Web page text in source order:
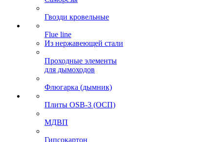
Гвозди кровельные
Flue line
Из нержавеющей стали
Проходные элементы
для дымоходов
Флюгарка (дымник)
Плиты OSB-3 (ОСП)
МДВП
Гипсокартон